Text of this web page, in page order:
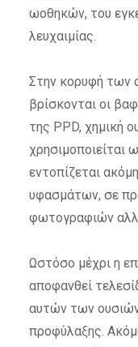
ωοθηκών, του
λευχαιμίας.
Στην κορυφή των
βρίσκονται οι
της PPD, χημική
χρησιμοποιείται
εντοπίζεται
υφασμάτων, σε
φωτογραφιών
Ωστόσο μέχρι η
αποφανθεί
αυτών των
προφύλαξης.